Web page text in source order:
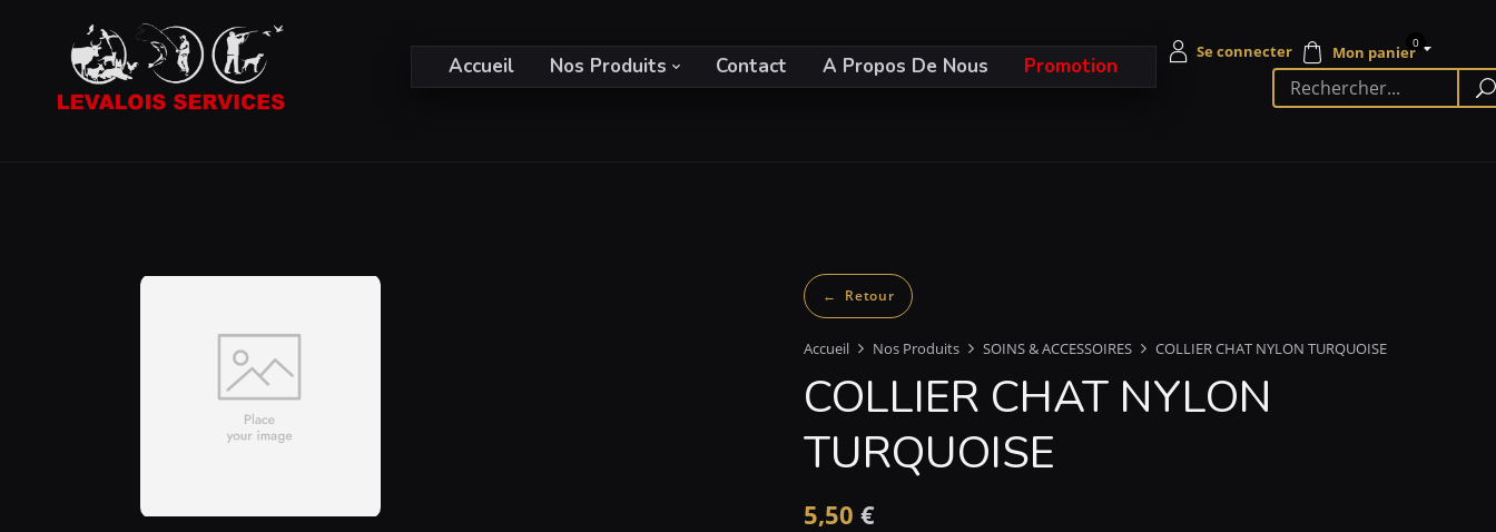
Accueil Nos Produits Contact A Propos De Nous Promotion
0
Accueil Nos Produits SOINS & ACCESSOIRES COLLIER CHAT NYLON TURQUOISE
COLLIER CHAT NYLON
TURQUOISE
5,50 €